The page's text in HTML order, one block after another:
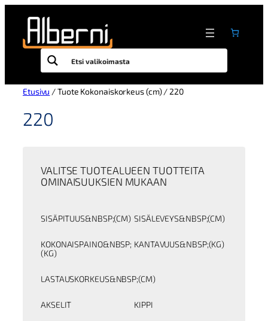
sisältöön
Etusivu / Tuote Kokonaiskorkeus (cm) / 220
220
VALITSE TUOTEALUEEN TUOTTEITA
OMINAISUUKSIEN MUKAAN
SISÄPITUUS&NBSP;(CM) SISÄLEVEYS&NBSP;(CM)
KOKONAISPAINO&NBSP;
(KG)
KANTAVUUS&NBSP;(KG)
LASTAUSKORKEUS&NBSP;(CM)
AKSELIT KIPPI